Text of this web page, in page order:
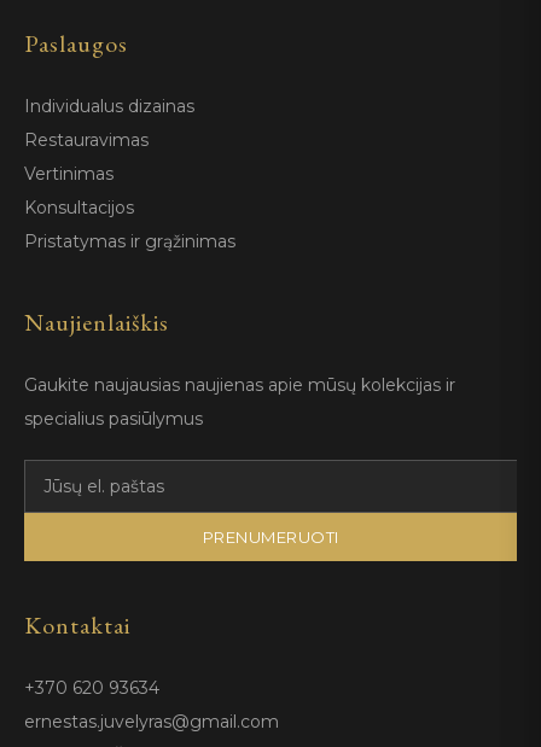
Paslaugos
Individualus dizainas
Restauravimas
Vertinimas
Konsultacijos
Pristatymas ir grąžinimas
Naujienlaiškis
Gaukite naujausias naujienas apie mūsų kolekcijas ir
specialius pasiūlymus
PRENUMERUOTI
Kontaktai
+370 620 93634
ernestas.juvelyras@gmail.com